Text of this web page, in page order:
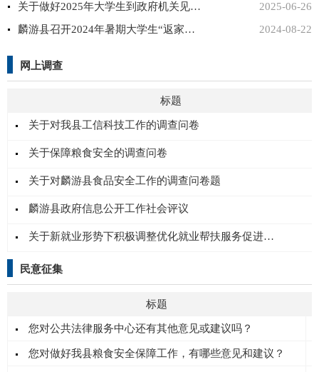
关于做好2025年大学生到政府机关见习工作的通知
2025-06-26
麟游县召开2024年暑期大学生“返家乡”社会实践活动总结会
2024-08-22
网上调查
标题
关于对我县工信科技工作的调查问卷
关于保障粮食安全的调查问卷
关于对麟游县食品安全工作的调查问卷题
麟游县政府信息公开工作社会评议
关于新就业形势下积极调整优化就业帮扶服务促进高校毕业生高质量充分就业的调查问卷
民意征集
标题
您对公共法律服务中心还有其他意见或建议吗？
您对做好我县粮食安全保障工作，有哪些意见和建议？